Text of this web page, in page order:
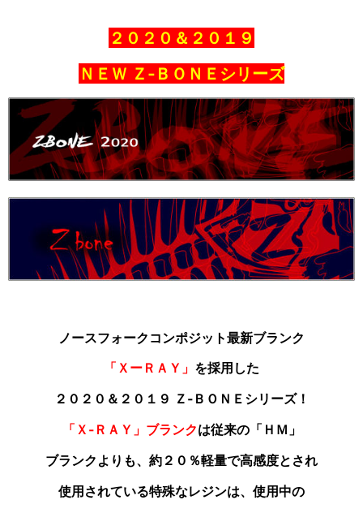
２０２０＆２０１９
ＮＥＷ Ｚ‐ＢＯＮＥシリーズ
ノースフォークコンポジット最新ブランク
「ＸーＲＡＹ」 を採用した
２０２０＆２０１９ Ｚ‐ＢＯＮＥシリーズ！
「Ｘ‐ＲＡＹ」ブランクは従来の「ＨＭ」
ブランクよりも、約２０％軽量で高感度とされ
使用されている特殊なレジンは、使用中の